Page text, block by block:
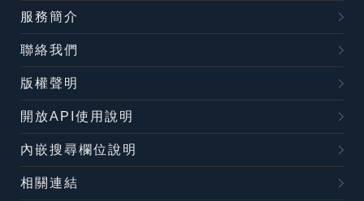
服務簡介
聯絡我們
版權聲明
開放API使用說明
內嵌搜尋欄位說明
相關連結